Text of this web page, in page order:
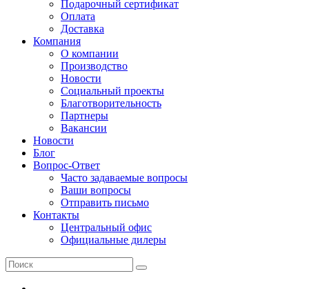
Подарочный сертификат
Оплата
Доставка
Компания
О компании
Производство
Новости
Социальный проекты
Благотворительность
Партнеры
Вакансии
Новости
Блог
Вопрос-Ответ
Часто задаваемые вопросы
Ваши вопросы
Отправить письмо
Контакты
Центральный офис
Официальные дилеры